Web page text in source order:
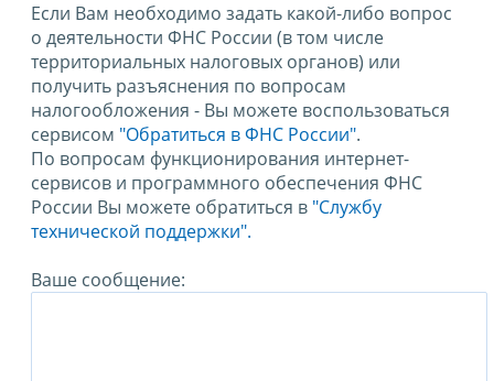
Если Вам необходимо задать какой-либо вопрос
о деятельности ФНС России (в том числе
территориальных налоговых органов) или
получить разъяснения по вопросам
налогообложения - Вы можете воспользоваться
сервисом "Обратиться в ФНС России".
По вопросам функционирования интернет-
сервисов и программного обеспечения ФНС
России Вы можете обратиться в "Службу
технической поддержки".
Ваше сообщение: